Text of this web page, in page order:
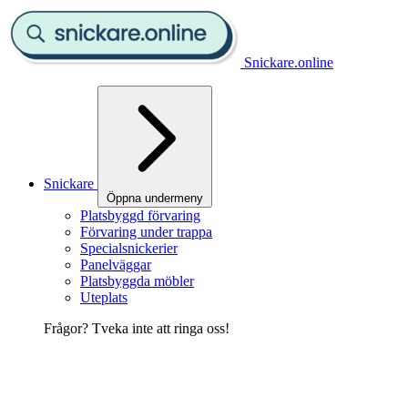
Snickare.online
Snickare
Öppna undermeny
Platsbyggd förvaring
Förvaring under trappa
Specialsnickerier
Panelväggar
Platsbyggda möbler
Uteplats
Frågor? Tveka inte att ringa oss!